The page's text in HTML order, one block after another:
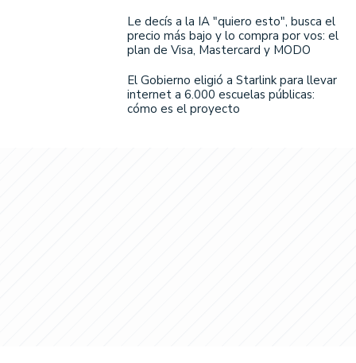
Le decís a la IA "quiero esto", busca el
precio más bajo y lo compra por vos: el
plan de Visa, Mastercard y MODO
El Gobierno eligió a Starlink para llevar
internet a 6.000 escuelas públicas:
cómo es el proyecto